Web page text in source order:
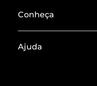
Conheça
Termos de Uso
Ajuda